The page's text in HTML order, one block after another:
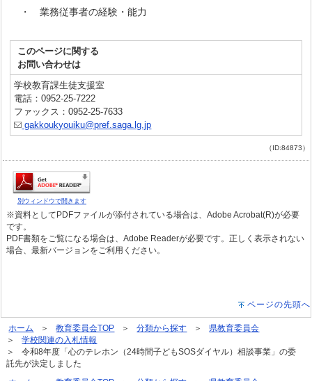
・ 業務従事者の経験・能力
このページに関する
お問い合わせは
学校教育課生徒支援室
電話：0952-25-7222
ファックス：0952-25-7633
gakkoukyouiku@pref.saga.lg.jp
（ID:84873）
別ウィンドウで開きます
※資料としてPDFファイルが添付されている場合は、Adobe Acrobat(R)が必要
です。
PDF書類をご覧になる場合は、Adobe Readerが必要です。正しく表示されない
場合、最新バージョンをご利用ください。
ページの先頭へ
ホーム 教育委員会TOP 分類から探す
県教育委員会
学校関連の入札情報
令和8年度「心のテレホン（24時間子どもSOSダイヤル）相談事業」の委
託先が決定しました